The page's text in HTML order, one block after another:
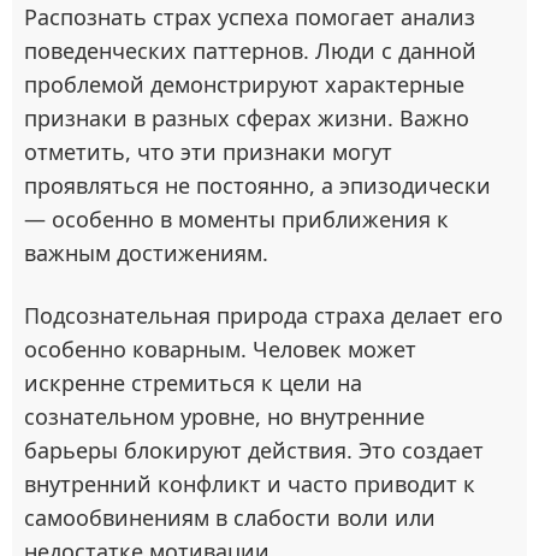
Распознать страх успеха помогает анализ
поведенческих паттернов. Люди с данной
проблемой демонстрируют характерные
признаки в разных сферах жизни. Важно
отметить, что эти признаки могут
проявляться не постоянно, а эпизодически
— особенно в моменты приближения к
важным достижениям.
Подсознательная природа страха делает его
особенно коварным. Человек может
искренне стремиться к цели на
сознательном уровне, но внутренние
барьеры блокируют действия. Это создает
внутренний конфликт и часто приводит к
самообвинениям в слабости воли или